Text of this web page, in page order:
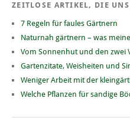
ZEITLOSE ARTIKEL, DIE
7 Regeln für faules Gärtnern
Naturnah gärtnern – was
Vom Sonnenhut und den zwei
Gartenzitate, Weisheiten und
Weniger Arbeit mit der
Welche Pflanzen für sandige